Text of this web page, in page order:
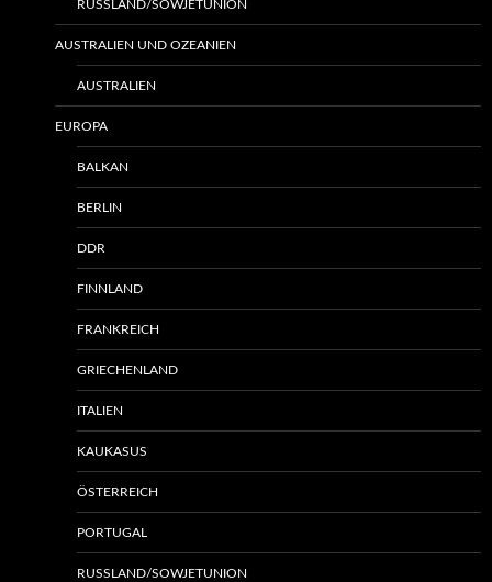
RUSSLAND/SOWJETUNION
AUSTRALIEN UND OZEANIEN
AUSTRALIEN
EUROPA
BALKAN
BERLIN
DDR
FINNLAND
FRANKREICH
GRIECHENLAND
ITALIEN
KAUKASUS
ÖSTERREICH
PORTUGAL
RUSSLAND/SOWJETUNION